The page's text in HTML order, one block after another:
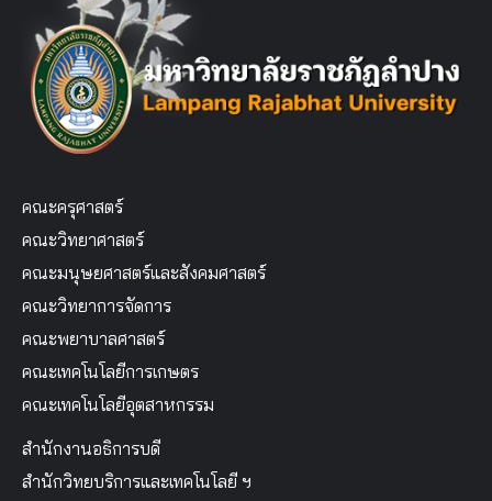
คณะครุศาสตร์
คณะวิทยาศาสตร์
คณะมนุษยศาสตร์และสังคมศาสตร์
คณะวิทยาการจัดการ
คณะพยาบาลศาสตร์
คณะเทคโนโลยีการเกษตร
คณะเทคโนโลยีอุตสาหกรรม
สำนักงานอธิการบดี
สำนักวิทยบริการและเทคโนโลยี ฯ